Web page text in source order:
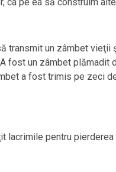
transmit un zâmbet
fost un zâmbet
a fost trimis pe zeci
lacrimile pentru